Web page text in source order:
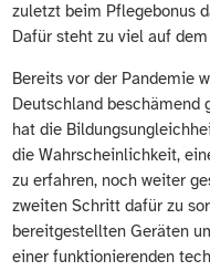
zuletzt beim Pflegebonus
Dafür steht zu viel auf dem
Bereits vor der Pandemie
Deutschland beschämend
hat die
die Wahrscheinlichkeit,
zu erfahren, noch weiter
zweiten Schritt dafür zu
bereitgestellten Geräten
einer funktionierenden